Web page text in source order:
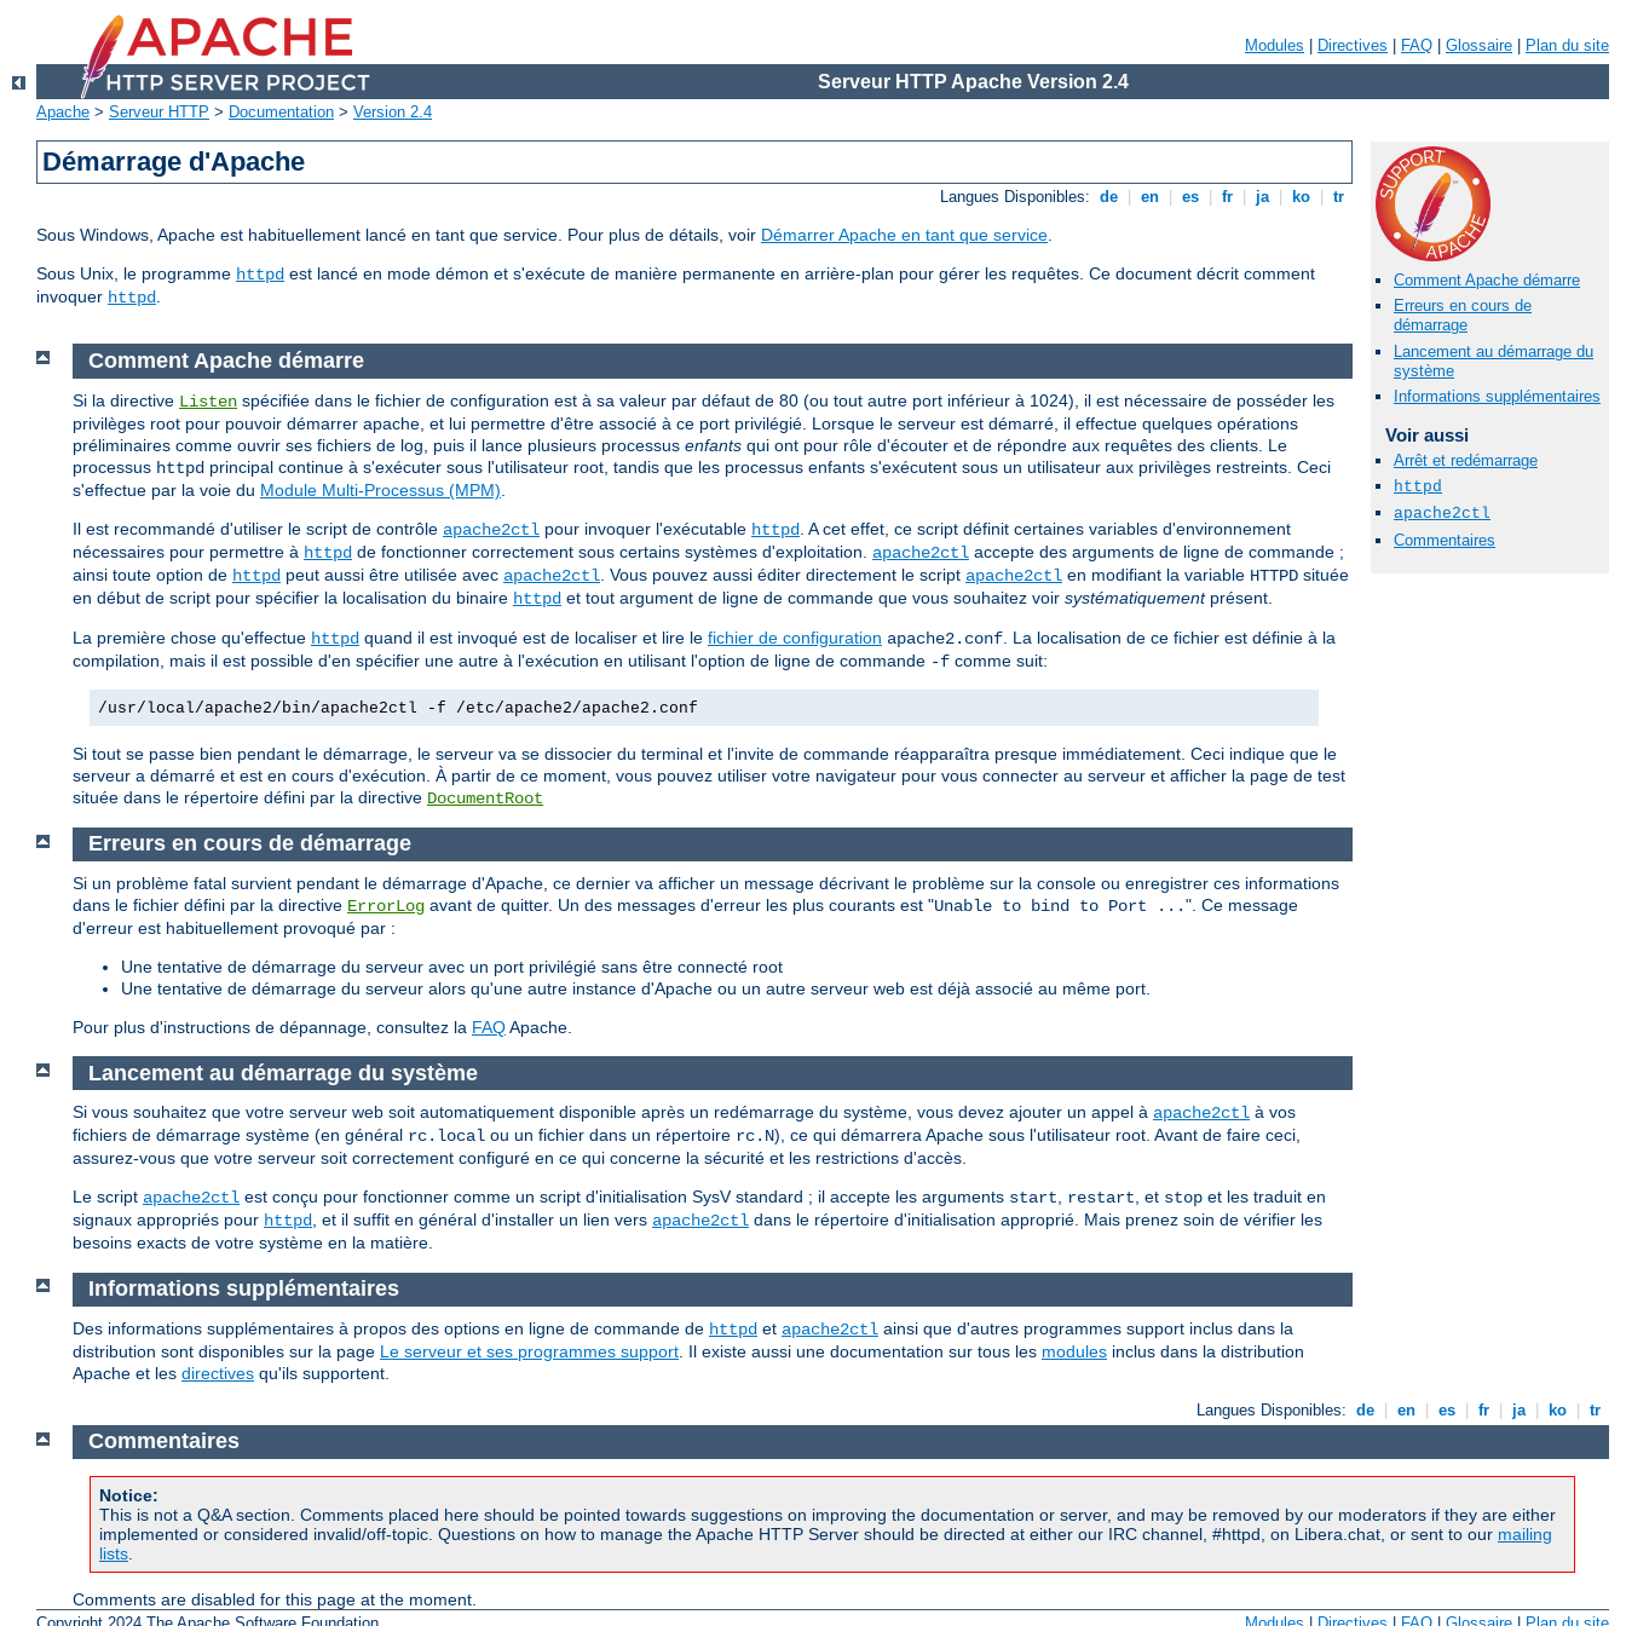
Modules Directives FAQ Glossaire Plan du site
Serveur HTTP Apache Version 2.4
Apache > Serveur HTTP > Documentation > Version 2.4
Démarrage d'Apache
Langues Disponibles: de en es fr ja ko tr
Sous Windows, Apache est habituellement lancé en tant que service. Pour plus de détails, voir Démarrer Apache en tant que service.
Sous Unix, le programme httpd est lancé en mode démon et s'exécute de manière permanente en arrière-plan pour gérer les requêtes. Ce document décrit comment
invoquer httpd.
Comment Apache démarre
Erreurs en cours de
démarrage
Lancement au démarrage du
système
Informations supplémentaires
Voir aussi
Arrêt et redémarrage
httpd
apache2ctl
Commentaires
Comment Apache démarre
Si la directive Listen spécifiée dans le fichier de configuration est à sa valeur par défaut de 80 (ou tout autre port inférieur à 1024), il est nécessaire de posséder les
privilèges root pour pouvoir démarrer apache, et lui permettre d'être associé à ce port privilégié. Lorsque le serveur est démarré, il effectue quelques opérations
préliminaires comme ouvrir ses fichiers de log, puis il lance plusieurs processus enfants qui ont pour rôle d'écouter et de répondre aux requêtes des clients. Le
processus httpd principal continue à s'exécuter sous l'utilisateur root, tandis que les processus enfants s'exécutent sous un utilisateur aux privilèges restreints. Ceci
s'effectue par la voie du Module Multi-Processus (MPM)
Il est recommandé d'utiliser le script de contrôle apache2ctl pour invoquer l'exécutable httpd . A cet effet, ce script définit certaines variables d'environnement
nécessaires pour permettre à httpd de fonctionner correctement sous certains systèmes d'exploitation. apache2ctl accepte des arguments de ligne de commande ;
ainsi toute option de httpd peut aussi être utilisée avec apache2ctl . Vous pouvez aussi éditer directement le script apache2ctl en modifiant la variable HTTPD située
en début de script pour spécifier la localisation du binaire httpd et tout argument de ligne de commande que vous souhaitez voir systématiquementprésent.
La première chose qu'effectue httpd quand il est invoqué est de localiser et lire le fichier de configuration apache2.conf . La localisation de ce fichier est définie à la
compilation, mais il est possible d'en spécifier une autre à l'exécution en utilisant l'option de ligne de commande -f comme suit:
/usr/local/apache2/bin/apache2ctl -f /etc/apache2/apache2.conf
Si tout se passe bien pendant le démarrage, le serveur va se dissocier du terminal et l'invite de commande réapparaîtra presque immédiatement. Ceci indique que le
serveur a démarré et est en cours d'exécution. À partir de ce moment, vous pouvez utiliser votre navigateur pour vous connecter au serveur et afficher la page de test
située dans le répertoire défini par la directive DocumentRoot
Erreurs en cours de démarrage
Si un problème fatal survient pendant le démarrage d'Apache, ce dernier va afficher un message décrivant le problème sur la console ou enregistrer ces informations
dans le fichier défini par la directive ErrorLog avant de quitter. Un des messages d'erreur les plus courants est "Unable to bind to Port ...". Ce message
d'erreur est habituellement provoqué par :
Une tentative de démarrage du serveur avec un port privilégié sans être connecté root
Une tentative de démarrage du serveur alors qu'une autre instance d'Apache ou un autre serveur web est déjà associé au même port.
Pour plus d'instructions de dépannage, consultez la FAQApache.
Lancement au démarrage du système
Si vous souhaitez que votre serveur web soit automatiquement disponible après un redémarrage du système, vous devez ajouter un appel à apache2ctl à vos
fichiers de démarrage système (en général rc.local ou un fichier dans un répertoire rc.N), ce qui démarrera Apache sous l'utilisateur root. Avant de faire ceci,
assurez-vous que votre serveur soit correctement configuré en ce qui concerne la sécurité et les restrictions d'accès.
Le script apache2ctl est conçu pour fonctionner comme un script d'initialisation SysV standard ; il accepte les arguments start, restart, et stop et les traduit en
signaux appropriés pour httpd, et il suffit en général d'installer un lien vers apache2ctl dans le répertoire d'initialisation approprié. Mais prenez soin de vérifier les
besoins exacts de votre système en la matière.
Informations supplémentaires
Des informations supplémentaires à propos des options en ligne de commande de httpd et apache2ctl ainsi que d'autres programmes support inclus dans la
distribution sont disponibles sur la page Le serveur et ses programmes support . Il existe aussi une documentation sur tous les modules inclus dans la distribution
Apache et les directives qu'ils supportent.
Langues Disponibles: de en es fr ja ko tr
Commentaires
Notice:
This is not a Q&A section. Comments placed here should be pointed towards suggestions on improving the documentation or server, and may be removed by our moderators if they are either
implemented or considered invalid/off-topic. Questions on how to manage the Apache HTTP Server should be directed at either our IRC channel, #httpd, on Libera.chat, or sent to our mailing
lists
Comments are disabled for this page at the moment.